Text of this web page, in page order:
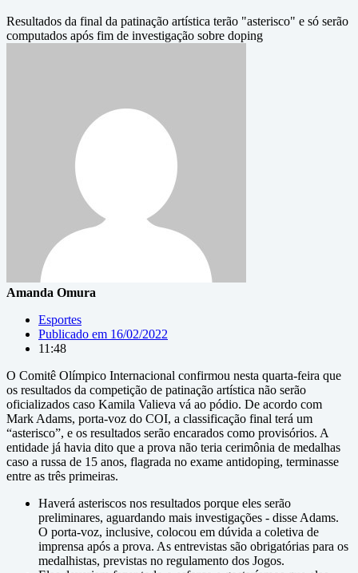
Resultados da final da patinação artística terão "asterisco" e só serão
computados após fim de investigação sobre doping
Amanda Omura
Esportes
Publicado em 16/02/2022
11:48
O Comitê Olímpico Internacional confirmou nesta quarta-feira que
os resultados da competição de patinação artística não serão
oficializados caso Kamila Valieva vá ao pódio. De acordo com
Mark Adams, porta-voz do COI, a classificação final terá um
“asterisco”, e os resultados serão encarados como provisórios. A
entidade já havia dito que a prova não teria cerimônia de medalhas
caso a russa de 15 anos, flagrada no exame antidoping, terminasse
entre as três primeiras.
Haverá asteriscos nos resultados porque eles serão
preliminares, aguardando mais investigações - disse Adams.
O porta-voz, inclusive, colocou em dúvida a coletiva de
imprensa após a prova. As entrevistas são obrigatórias para os
medalhistas, previstas no regulamento dos Jogos.